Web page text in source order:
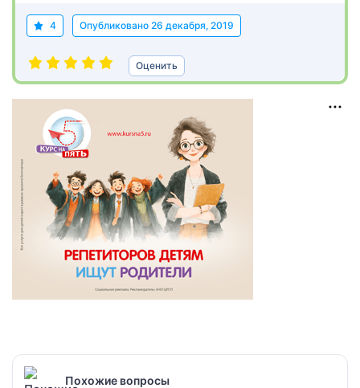
4 Опубликовано 26 декабря, 2019
Оценить
Похожие вопросы